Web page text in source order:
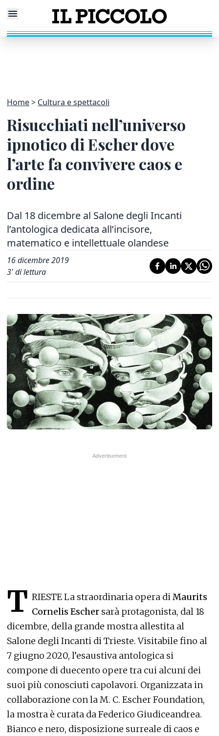
Home Cultura e spettacoli
Risucchiati nell’universo
ipnotico di Escher dove
l’arte fa convivere caos e
ordine
Dal 18 dicembre al Salone degli Incanti
l’antologica dedicata all’incisore,
matematico e intellettuale olandese
16 dicembre 2019
3' di lettura
T RIESTE La straordinaria opera diMaurits
Cornelis Escher sarà protagonista, dal 18
dicembre, della grande mostra allestita al
Salone degli Incanti di Trieste. Visitabile fino al
7 giugno 2020, l’esaustiva antologica si
compone di duecento opere tra cui alcuni dei
suoi più conosciuti capolavori. Organizzata in
collaborazione con la M. C. Escher Foundation,
la mostra è curata da Federico Giudiceandrea.
Bianco e nero, disposizione surreale di caos e